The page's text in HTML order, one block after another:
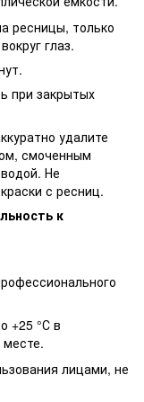
ресницы, только
глаз.
при закрытых
удалите
смоченным
Не
с ресниц.
к
+25 °С в
лицами, не